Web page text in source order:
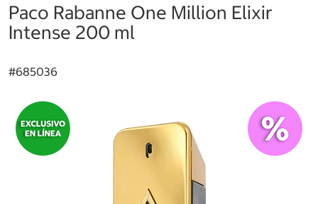
Paco Rabanne One Million Elixir
Intense 200 ml
#685036